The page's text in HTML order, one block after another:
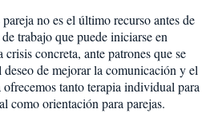
no es el último recurso antes de
trabajo que puede iniciarse en
concreta, ante patrones que se
de mejorar la comunicación y el
tanto terapia individual para
como orientación para parejas.